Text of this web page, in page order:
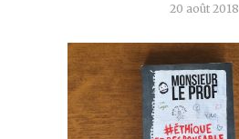
20 août 2018